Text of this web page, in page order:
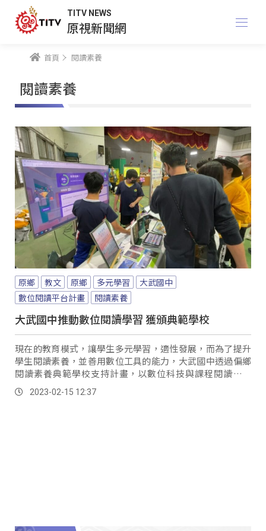
TITV NEWS
原視新聞網
首頁 閱讀素養
閱讀素養
原鄉 教文 原鄉 多元學習
大武國中
數位閱讀平台計畫
閱讀素養
大武國中推動數位閱讀學習 獲頒典範學校
現在的教育模式，讓學生多元學習，適性發展，而為了提升
學生閱讀素養，並善用數位工具的能力，大武國中透過偏鄉
閱讀素養典範學校支持計畫，以數位科技與課程閱讀的結
合，開啟學生閱讀學習興趣。
2023-02-15 12:37